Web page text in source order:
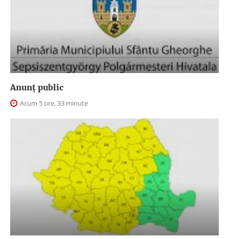
Anunţ public
Acum 5 ore, 33 minute